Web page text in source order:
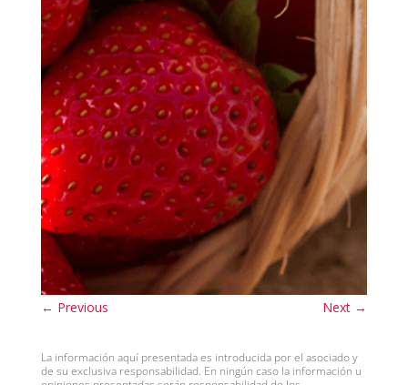
← Previous Next →
La información aquí presentada es introducida por el asociado y
de su exclusiva responsabilidad. En ningún caso la información u